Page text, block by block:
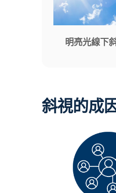
明亮光線下
斜視的成